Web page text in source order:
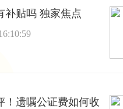
补贴吗 独家焦点
！遗嘱公证费如何收